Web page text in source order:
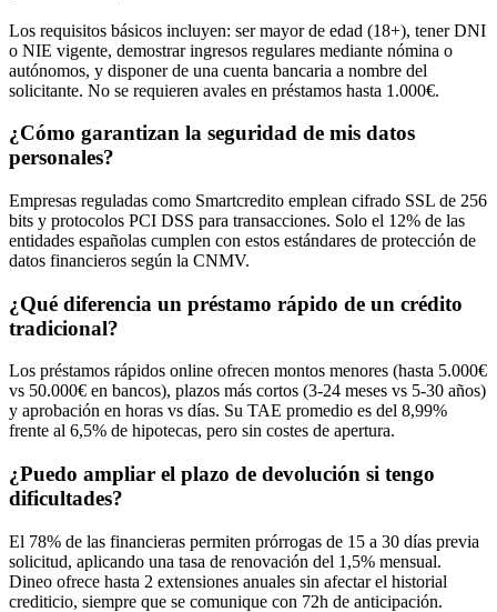
Los requisitos básicos incluyen: ser mayor de edad (18+), tener DNI
o NIE vigente, demostrar ingresos regulares mediante nómina o
autónomos, y disponer de una cuenta bancaria a nombre del
solicitante. No se requieren avales en préstamos hasta 1.000€.
¿Cómo garantizan la seguridad de mis datos
personales?
Empresas reguladas como Smartcredito emplean cifrado SSL de 256
bits y protocolos PCI DSS para transacciones. Solo el 12% de las
entidades españolas cumplen con estos estándares de protección de
datos financieros según la CNMV.
¿Qué diferencia un préstamo rápido de un crédito
tradicional?
Los préstamos rápidos online ofrecen montos menores (hasta 5.000€
vs 50.000€ en bancos), plazos más cortos (3-24 meses vs 5-30 años)
y aprobación en horas vs días. Su TAE promedio es del 8,99%
frente al 6,5% de hipotecas, pero sin costes de apertura.
¿Puedo ampliar el plazo de devolución si tengo
dificultades?
El 78% de las financieras permiten prórrogas de 15 a 30 días previa
solicitud, aplicando una tasa de renovación del 1,5% mensual.
Dineo ofrece hasta 2 extensiones anuales sin afectar el historial
crediticio, siempre que se comunique con 72h de anticipación.